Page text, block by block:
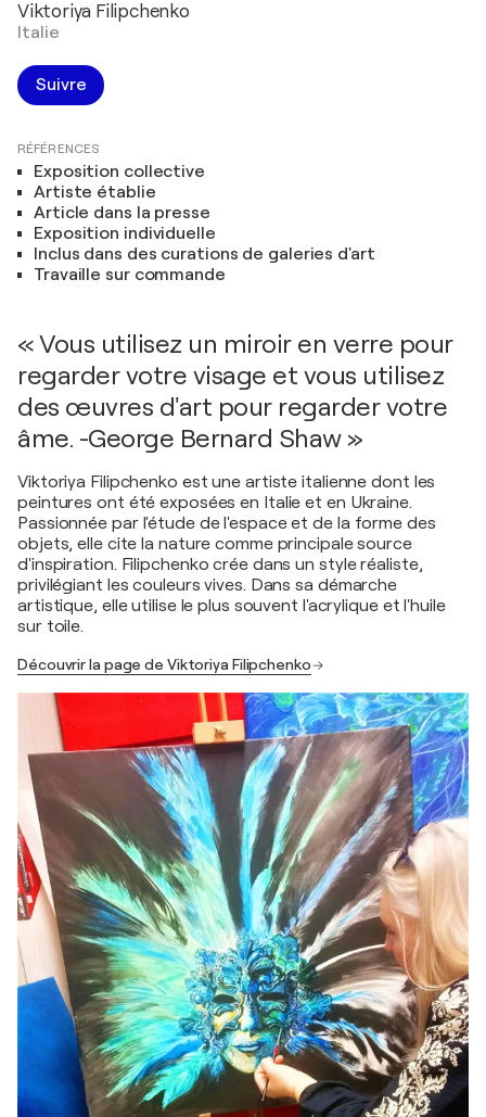
Viktoriya Filipchenko
Italie
Suivre
RÉFÉRENCES
Exposition collective
Artiste établie
Article dans la presse
Exposition individuelle
Inclus dans des curations de galeries d'art
Travaille sur commande
« Vous utilisez un miroir en verre pour
regarder votre visage et vous utilisez
des œuvres d'art pour regarder votre
âme. -George Bernard Shaw »
Viktoriya Filipchenko est une artiste italienne dont les
peintures ont été exposées en Italie et en Ukraine.
Passionnée par l'étude de l'espace et de la forme des
objets, elle cite la nature comme principale source
d'inspiration. Filipchenko crée dans un style réaliste,
privilégiant les couleurs vives. Dans sa démarche
artistique, elle utilise le plus souvent l'acrylique et l'huile
sur toile.
Découvrir la page de Viktoriya Filipchenko